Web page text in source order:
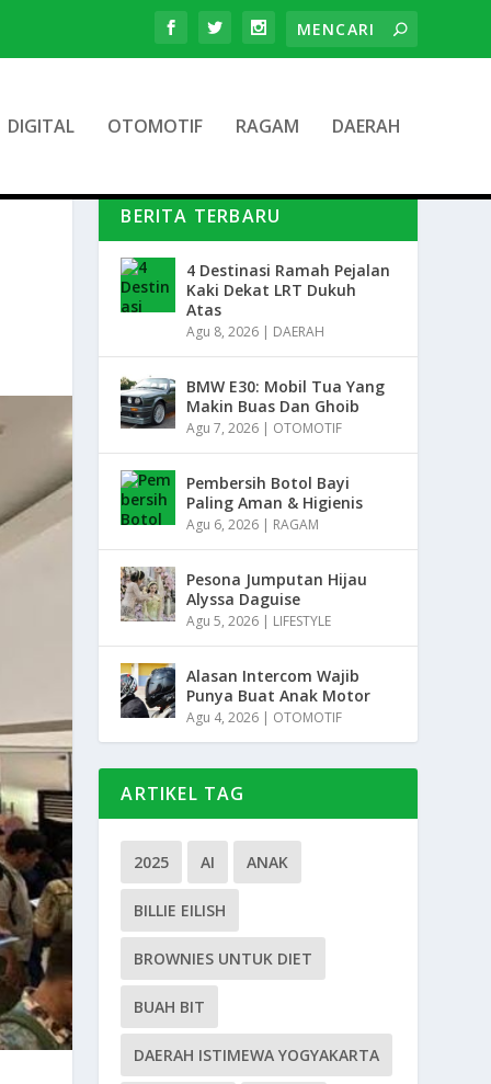
DIGITAL OTOMOTIF RAGAM DAERAH
BERITA TERBARU
4 Destinasi Ramah Pejalan
Kaki Dekat LRT Dukuh
Atas
Agu 8, 2026 | DAERAH
BMW E30: Mobil Tua Yang
Makin Buas Dan Ghoib
Agu 7, 2026 | OTOMOTIF
Pembersih Botol Bayi
Paling Aman & Higienis
Agu 6, 2026 | RAGAM
Pesona Jumputan Hijau
Alyssa Daguise
Agu 5, 2026 | LIFESTYLE
Alasan Intercom Wajib
Punya Buat Anak Motor
Agu 4, 2026 | OTOMOTIF
ARTIKEL TAG
2025 AI ANAK
BILLIE EILISH
BROWNIES UNTUK DIET
BUAH BIT
DAERAH ISTIMEWA YOGYAKARTA